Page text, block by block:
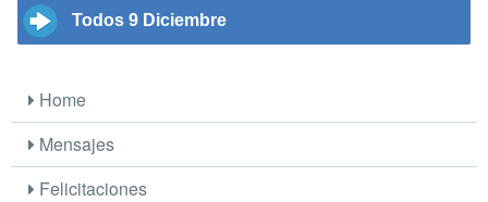
Todos 9 Diciembre
Home
Mensajes
Felicitaciones